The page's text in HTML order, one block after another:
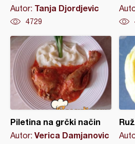
Autor: Tanja Djordjevic
4729
Piletina na grčki način
Autor: Verica Damjanovic